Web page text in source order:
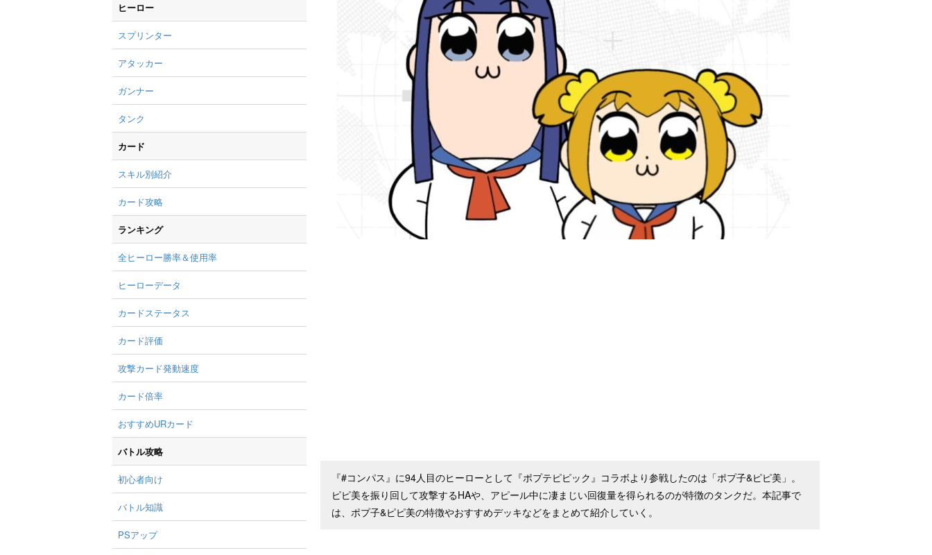
『#コンパス』に94人目のヒーローとして『ポプテピピック』コラボより参戦したのは「ポプ子&ピピ美」。
ピピ美を振り回して攻撃するHAや、アピール中に凄まじい回復量を得られるのが特徴のタンクだ。本記事で
は、ポプ子&ピピ美の特徴やおすすめデッキなどをまとめて紹介していく。
ヒーロー
スプリンター
アタッカー
ガンナー
タンク
カード
スキル別紹介
カード攻略
ランキング
全ヒーロー勝率＆使用率
ヒーローデータ
カードステータス
カード評価
攻撃カード発動速度
カード倍率
おすすめURカード
バトル攻略
初心者向け
バトル知識
PSアップ